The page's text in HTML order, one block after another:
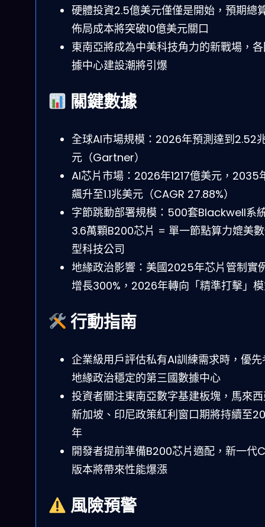
硬體投資2.5億美元僅僅是開始，預期總
佈局成本將突破10億美元關口
東南亞將成為中美科技角力的新戰場，
據中心建設潮將引爆
關鍵數據
全球AI市場規模：2026年預測達到2.52
元（Gartner）
AI芯片市場：2026年1217億美元，2035
飆升至1.1兆美元（CAGR 27.88%）
字節跳動部署規模：500套Blackwell系
3.6萬顆B200芯片 = 單一節點算力媲美
型科技公司
地緣政治影響：美國2025年芯片管制實
增長300%，2026年轉向「精準打擊」
行動指南
企業級用戶評估私有AI訓練需求時，優先
地緣政治穩定的第三國數據中心
投資者關注東南亞數字基建板塊，馬來
新加坡、印尼政策紅利窗口期將持續至
年
開發者提前準備B200芯片適配，新一代
版本將帶來性能爆漲
風險預警